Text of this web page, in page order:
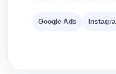
Google Ads